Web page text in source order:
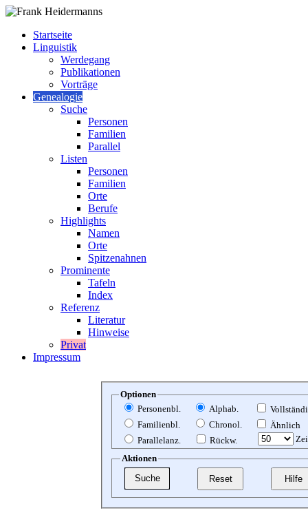
Startseite
Linguistik
Werdegang
Publikationen
Vorträge
Genealogie
Suche
Personen
Familien
Parallel
Listen
Personen
Familien
Orte
Berufe
Highlights
Namen
Orte
Spitzenahnen
Prominente
Tafeln
Index
Referenz
Literatur
Hinweise
Privat
Impressum
Optionen
Personenbl.
Familienbl.
Parallelanz.
Alphab.
Chronol.
Rückw.
Ähnlich
Aktionen